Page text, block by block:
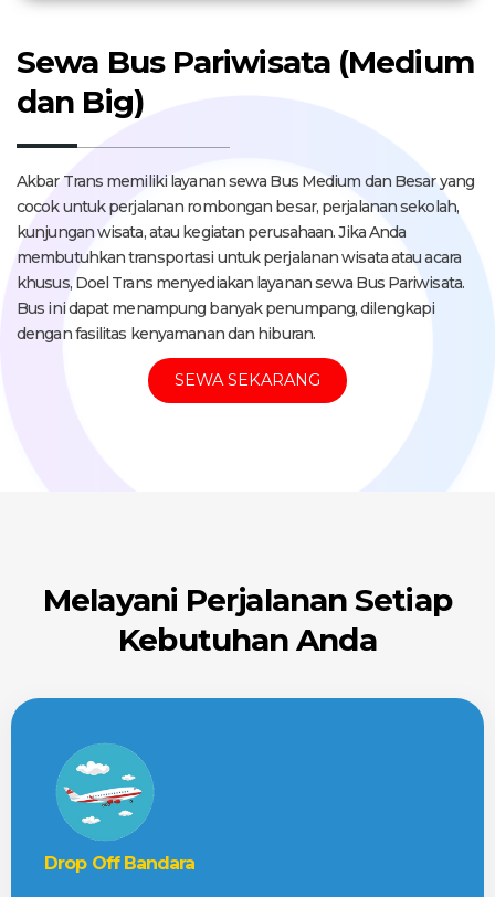
Sewa Bus Pariwisata (Medium
dan Big)
Akbar Trans memiliki layanan sewa Bus Medium dan Besar yang
cocok untuk perjalanan rombongan besar, perjalanan sekolah,
kunjungan wisata, atau kegiatan perusahaan. Jika Anda
membutuhkan transportasi untuk perjalanan wisata atau acara
khusus, Doel Trans menyediakan layanan sewa Bus Pariwisata.
Bus ini dapat menampung banyak penumpang, dilengkapi
dengan fasilitas kenyamanan dan hiburan.
SEWA SEKARANG
Melayani Perjalanan Setiap
Kebutuhan Anda
Drop Off Bandara